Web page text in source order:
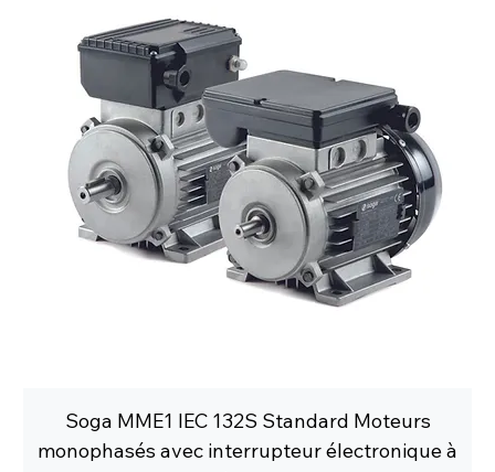
Soga MME1 IEC 132S Standard Moteurs
monophasés avec interrupteur électronique à